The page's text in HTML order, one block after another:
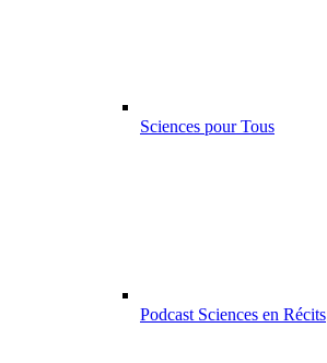
Sciences pour Tous
Podcast Sciences en Récits